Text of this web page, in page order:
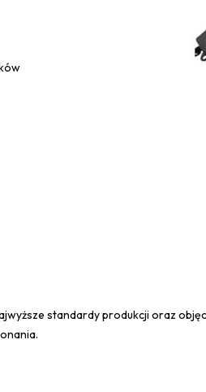
standardy produkcji oraz